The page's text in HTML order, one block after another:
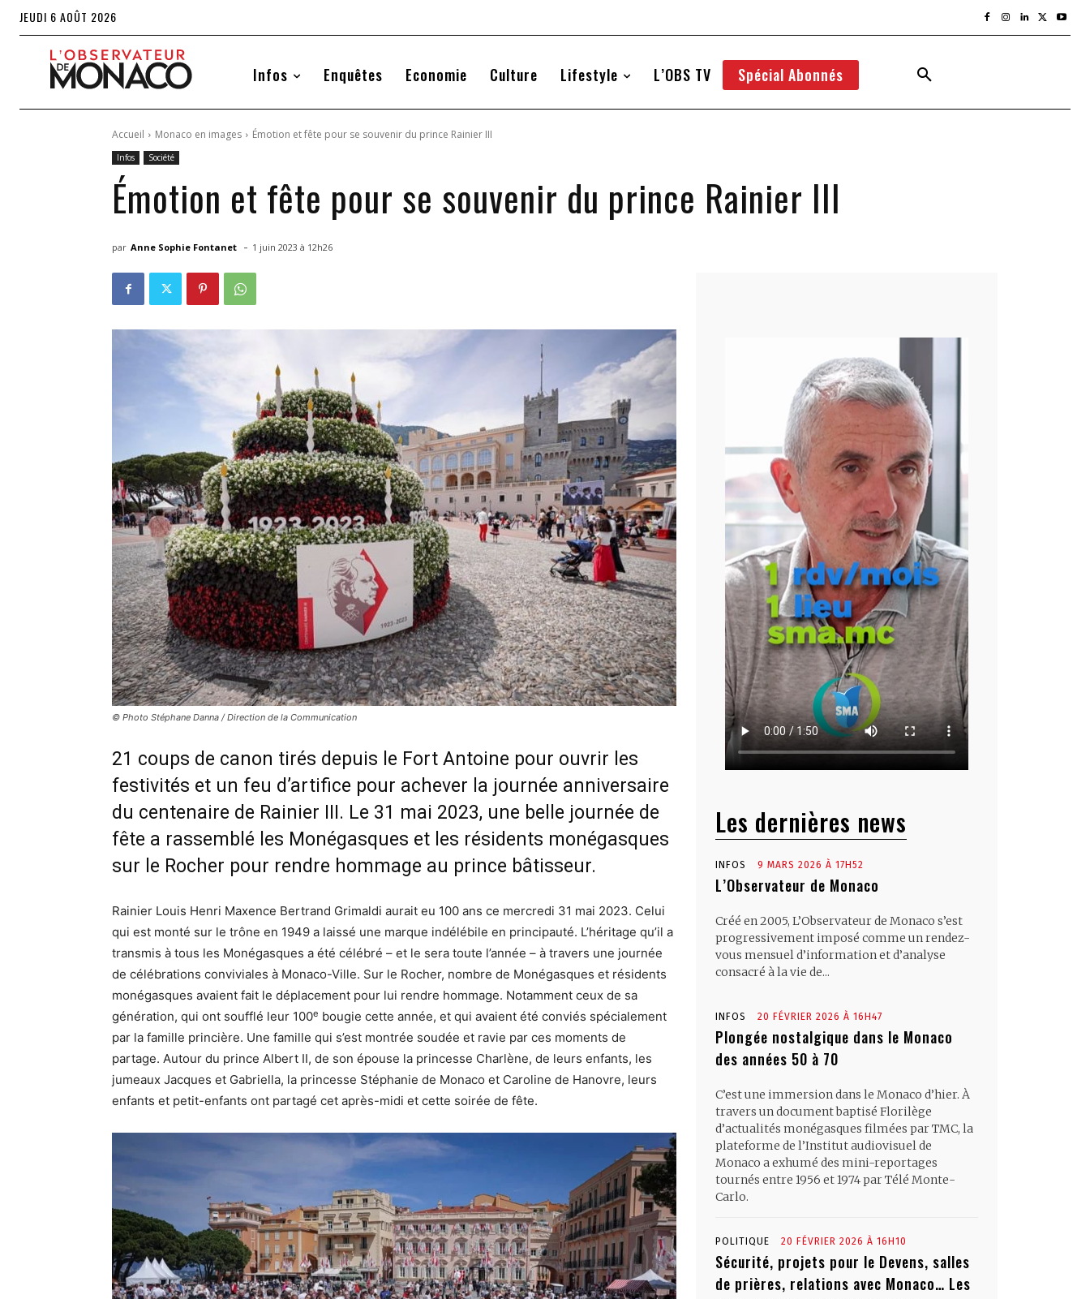
JEUDI 6 AOÛT 2026
Infos Enquêtes Economie Culture Lifestyle L’OBS TV Spécial Abonnés
Accueil Monaco en images Émotion et fête pour se souvenir du prince Rainier III
Infos Société
Émotion et fête pour se souvenir du prince Rainier III
par Anne Sophie Fontanet - 1 juin 2023 à 12h26
© Photo Stéphane Danna / Direction de la Communication
21 coups de canon tirés depuis le Fort Antoine pour ouvrir les
festivités et un feu d’artifice pour achever la journée anniversaire
du centenaire de Rainier III. Le 31 mai 2023, une belle journée de
fête a rassemblé les Monégasques et les résidents monégasques
sur le Rocher pour rendre hommage au prince bâtisseur.
Rainier Louis Henri Maxence Bertrand Grimaldi aurait eu 100 ans ce mercredi 31 mai 2023. Celui
qui est monté sur le trône en 1949 a laissé une marque indélébile en principauté. L’héritage qu’il a
transmis à tous les Monégasques a été célébré – et le sera toute l’année – à travers une journée
de célébrations conviviales à Monaco-Ville. Sur le Rocher, nombre de Monégasques et résidents
monégasques avaient fait le déplacement pour lui rendre hommage. Notamment ceux de sa
génération, qui ont soufflé leur 100e bougie cette année, et qui avaient été conviés spécialement
par la famille princière. Une famille qui s’est montrée soudée et ravie par ces moments de
partage. Autour du prince Albert II, de son épouse la princesse Charlène, de leurs enfants, les
jumeaux Jacques et Gabriella, la princesse Stéphanie de Monaco et Caroline de Hanovre, leurs
enfants et petit-enfants ont partagé cet après-midi et cette soirée de fête.
Les dernières news
INFOS 9 MARS 2026 À 17H52
L’Observateur de Monaco
Créé en 2005, L’Observateur de Monaco s’est
progressivement imposé comme un rendez-
vous mensuel d’information et d’analyse
consacré à la vie de...
INFOS 20 FÉVRIER 2026 À 16H47
Plongée nostalgique dans le Monaco
des années 50 à 70
C’est une immersion dans le Monaco d’hier. À
travers un document baptisé Florilège
d’actualités monégasques filmées par TMC, la
plateforme de l’Institut audiovisuel de
Monaco a exhumé des mini-reportages
tournés entre 1956 et 1974 par Télé Monte-
Carlo.
POLITIQUE 20 FÉVRIER 2026 À 16H10
Sécurité, projets pour le Devens, salles
de prières, relations avec Monaco… Les